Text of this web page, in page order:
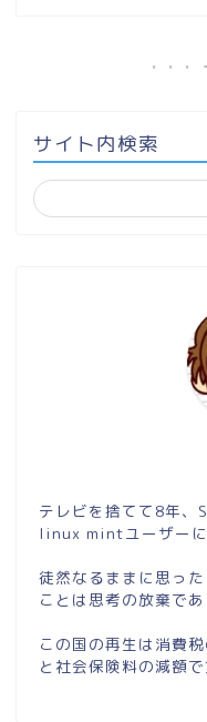
サイト内検索
テレビを捨てて8年、
linux mintユーザーに
徒然なるままに思っ
ことは思考の放棄であ
この国の再生は消費
と社会保険料の減額で